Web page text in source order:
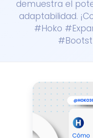
demuestra el
adaptabilidad.
#Hoko